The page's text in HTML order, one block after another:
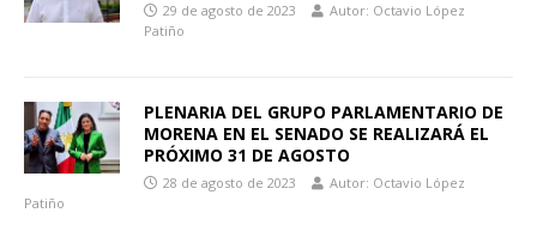
29 de agosto de 2023
Autor: Octavio López
Patiño
PLENARIA DEL GRUPO PARLAMENTARIO DE
MORENA EN EL SENADO SE REALIZARÁ EL
PRÓXIMO 31 DE AGOSTO
28 de agosto de 2023
Autor: Octavio López
Patiño